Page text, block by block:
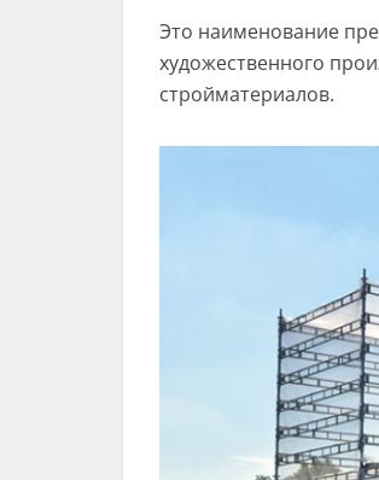
Это наименование
художественного
стройматериалов.